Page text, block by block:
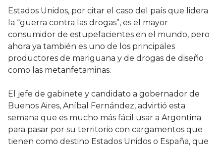
Estados Unidos, por citar el caso del país que lidera
la “guerra contra las drogas”, es el mayor
consumidor de estupefacientes en el mundo, pero
ahora ya también es uno de los principales
productores de mariguana y de drogas de diseño
como las metanfetaminas.
El jefe de gabinete y candidato a gobernador de
Buenos Aires, Aníbal Fernández, advirtió esta
semana que es mucho más fácil usar a Argentina
para pasar por su territorio con cargamentos que
tienen como destino Estados Unidos o España, que